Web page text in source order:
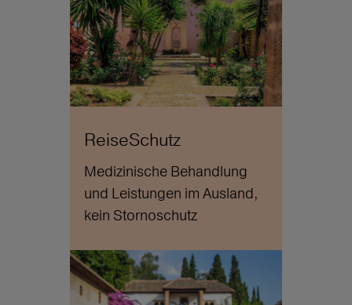
ReiseSchutz
Medizinische Behandlung
und Leistungen im Ausland,
kein Stornoschutz